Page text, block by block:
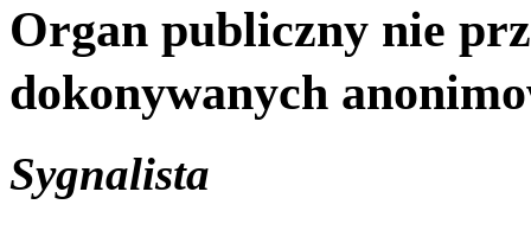
Organ publiczny nie
dokonywanych
Sygnalista